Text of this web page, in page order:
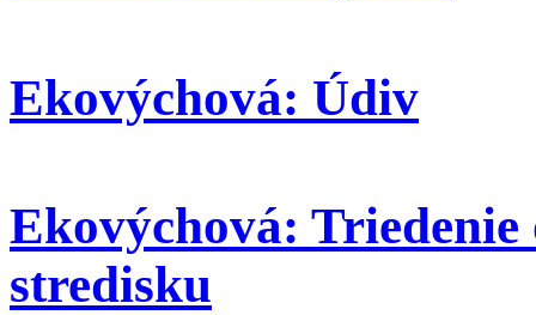
Ekovýchová: Údiv
Ekovýchová:
stredisku